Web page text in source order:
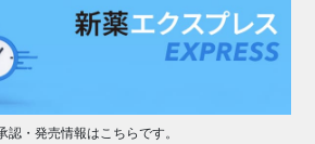
・発売情報はこちらです。